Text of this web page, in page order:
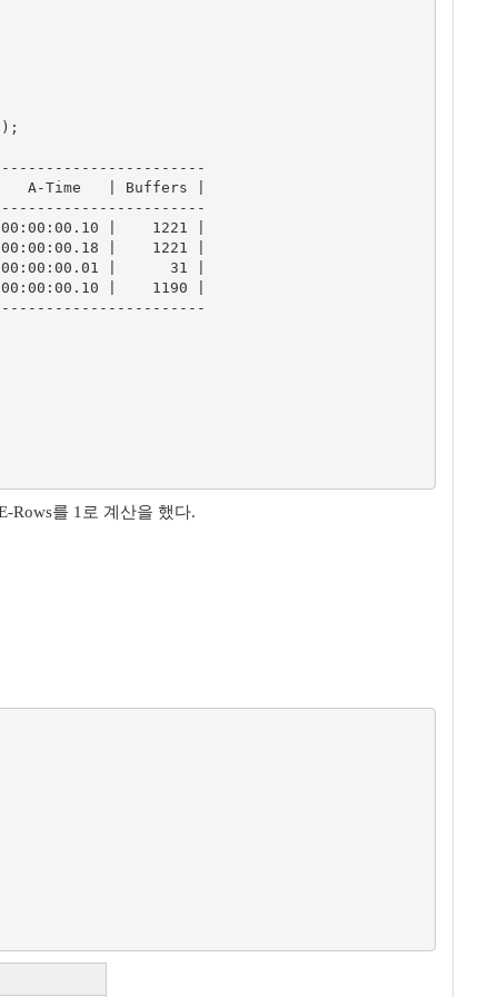
A-Time   | Buffers |
|    1221 |
|    1221 |
|      31 |
|    1190 |
Rows를 1로 계산을 했다.